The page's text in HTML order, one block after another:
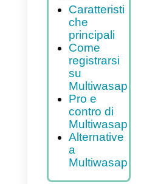
Indice
che
principali
Come
registrarsi
Multiwasap